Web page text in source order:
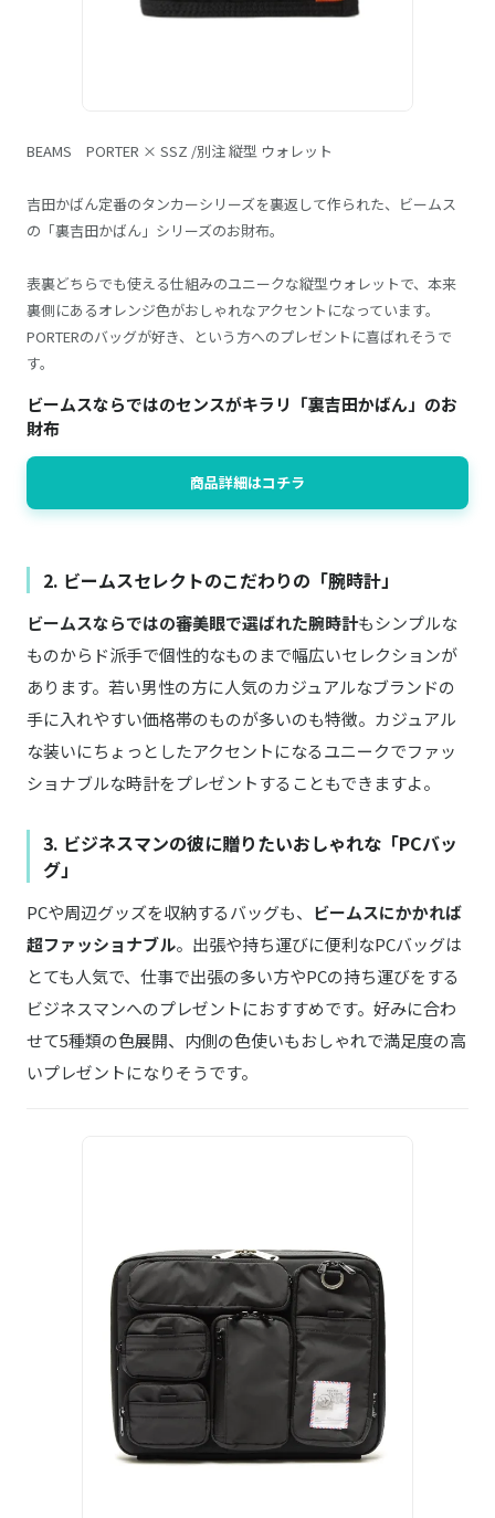
BEAMS PORTER × SSZ /別注 縦型 ウォレット
吉田かばん定番のタンカーシリーズを裏返して作られた、ビームス
の「裏吉田かばん」シリーズのお財布。
表裏どちらでも使える仕組みのユニークな縦型ウォレットで、本来
裏側にあるオレンジ色がおしゃれなアクセントになっています。
PORTERのバッグが好き、という方へのプレゼントに喜ばれそうで
す。
ビームスならではのセンスがキラリ「裏吉田かばん」のお
財布
商品詳細はコチラ
2. ビームスセレクトのこだわりの「腕時計」
ビームスならではの審美眼で選ばれた腕時計もシンプルな
ものからド派手で個性的なものまで幅広いセレクションが
あります。若い男性の方に人気のカジュアルなブランドの
手に入れやすい価格帯のものが多いのも特徴。カジュアル
な装いにちょっとしたアクセントになるユニークでファッ
ショナブルな時計をプレゼントすることもできますよ。
3. ビジネスマンの彼に贈りたいおしゃれな「PCバッ
グ」
PCや周辺グッズを収納するバッグも、 ビームスにかかれば
超ファッショナブル。出張や持ち運びに便利なPCバッグは
とても人気で、仕事で出張の多い方やPCの持ち運びをする
ビジネスマンへのプレゼントにおすすめです。好みに合わ
せて5種類の色展開、内側の色使いもおしゃれで満足度の高
いプレゼントになりそうです。